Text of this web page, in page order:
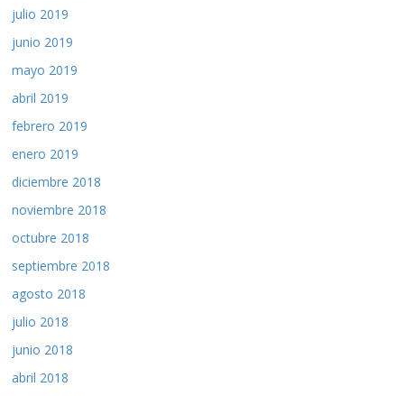
julio 2019
junio 2019
mayo 2019
abril 2019
febrero 2019
enero 2019
diciembre 2018
noviembre 2018
octubre 2018
septiembre 2018
agosto 2018
julio 2018
junio 2018
abril 2018